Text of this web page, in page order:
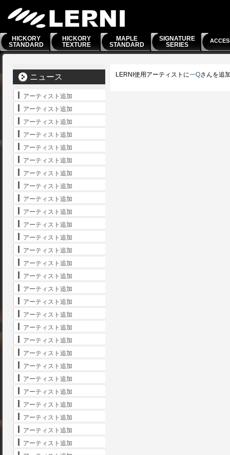
HICKORY
STANDARD
HICKORY
TEXTURE
MAPLE
STANDARD
SIGNATURE
SERIES
LERNI使用アーティストに一Qさんを追
ニュース
アーティスト追加
アーティスト追加
アーティスト追加
アーティスト追加
アーティスト追加
アーティスト追加
アーティスト追加
アーティスト追加
アーティスト追加
アーティスト追加
アーティスト追加
アーティスト追加
アーティスト追加
アーティスト追加
アーティスト追加
アーティスト追加
アーティスト追加
アーティスト追加
アーティスト追加
アーティスト追加
アーティスト追加
アーティスト追加
アーティスト追加
アーティスト追加
アーティスト追加
アーティスト追加
アーティスト追加
アーティスト追加